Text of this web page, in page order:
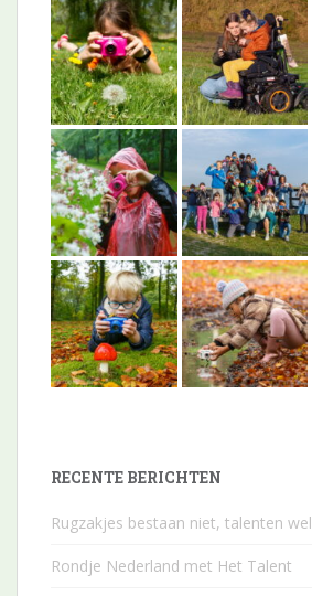
RECENTE BERICHTEN
Rugzakjes bestaan niet, talenten wel
Rondje Nederland met Het Talent